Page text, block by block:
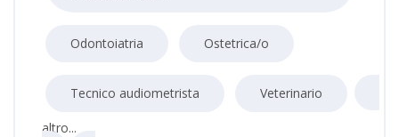
Odontoiatria Ostetrica/o
Tecnico audiometrista Veterinario
altro...